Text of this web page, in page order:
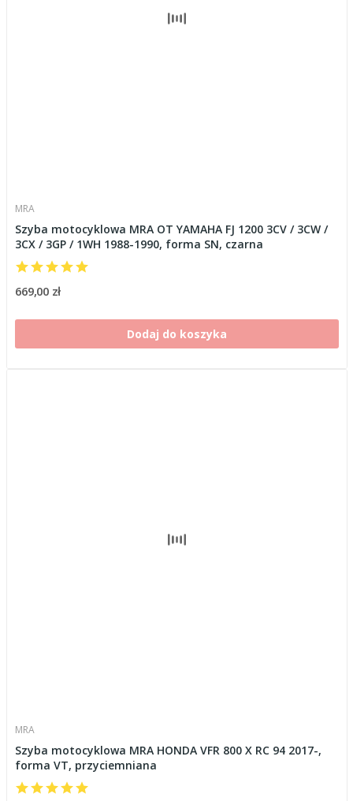
MRA
Szyba motocyklowa MRA OT YAMAHA FJ 1200 3CV / 3CW /
3CX / 3GP / 1WH 1988-1990, forma SN, czarna
669,00 zł
Dodaj do koszyka
MRA
Szyba motocyklowa MRA HONDA VFR 800 X RC 94 2017-,
forma VT, przyciemniana